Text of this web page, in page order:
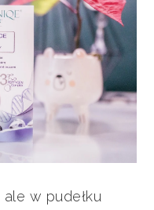
w pudełku